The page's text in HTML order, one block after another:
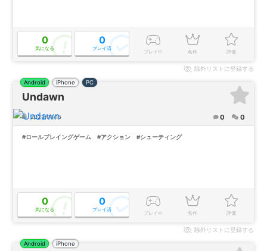
0
気になる
0
プレイ済
プレイ中 名作 評価
除外リストに登録する
Undawn
Android iPhone PC
2023/06/15 0 0
#ロールプレイングゲーム #アクション #シューティング
0
気になる
0
プレイ済
プレイ中 名作 評価
除外リストに登録する
Android iPhone